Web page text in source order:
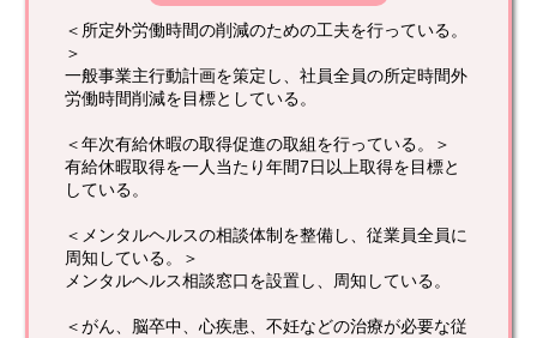
＜所定外労働時間の削減のための工夫を行っている。
＞
一般事業主行動計画を策定し、社員全員の所定時間外
労働時間削減を目標としている。
＜年次有給休暇の取得促進の取組を行っている。＞
有給休暇取得を一人当たり年間7日以上取得を目標と
している。
＜メンタルヘルスの相談体制を整備し、従業員全員に
周知している。＞
メンタルヘルス相談窓口を設置し、周知している。
＜がん、脳卒中、心疾患、不妊などの治療が必要な従